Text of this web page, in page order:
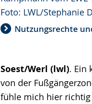
Foto: LWL/Stephanie
Nutzungsrechte
Soest/Werl (lwl). Ein
von der
fühle mich hier richtig